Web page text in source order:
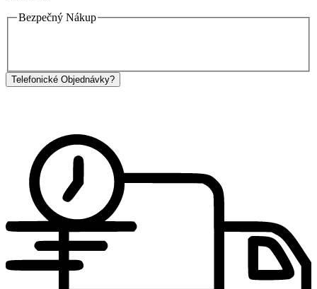
Bezpečný Nákup
Telefonické Objednávky?